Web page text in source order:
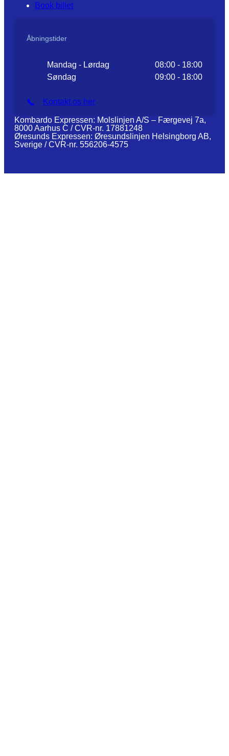
Book billet
Åbningstider
Mandag - Lørdag
08:00 - 18:00
Søndag
09:00 - 18:00
Kontakt os her
Kombardo Expressen: Molslinjen A/S – Færgevej 7a,
8000 Aarhus C / CVR-nr. 17881248
Øresunds Expressen: Øresundslinjen Helsingborg AB,
Sverige / CVR-nr. 556206-4575